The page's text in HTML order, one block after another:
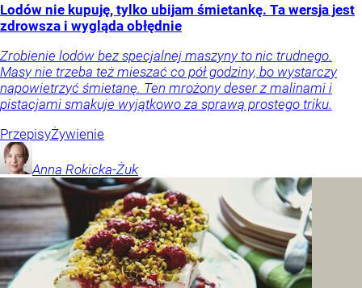
Lodów nie kupuję, tylko ubijam śmietankę. Ta wersja jest
zdrowsza i wygląda obłędnie
Zrobienie lodów bez specjalnej maszyny to nic trudnego.
Masy nie trzeba też mieszać co pół godziny, bo wystarczy
napowietrzyć śmietanę. Ten mrożony deser z malinami i
pistacjami smakuje wyjątkowo za sprawą prostego triku.
PrzepisyŻywienie
Anna Rokicka-Żuk